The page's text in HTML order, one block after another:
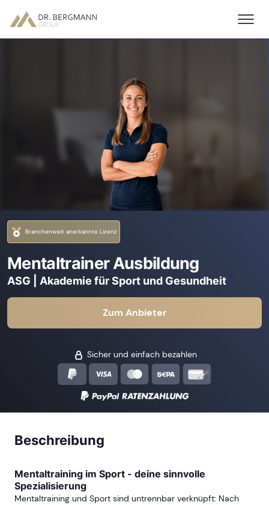
Branchenweit anerkannte Lizenz
Mentaltrainer Ausbildung
ASG | Akademie für Sport und Gesundheit
Zum Anbieter
Sicher und einfach bezahlen
Beschreibung
Mentaltraining im Sport - deine sinnvolle
Spezialisierung
Mentaltraining und Sport sind untrennbar verknüpft: Nach